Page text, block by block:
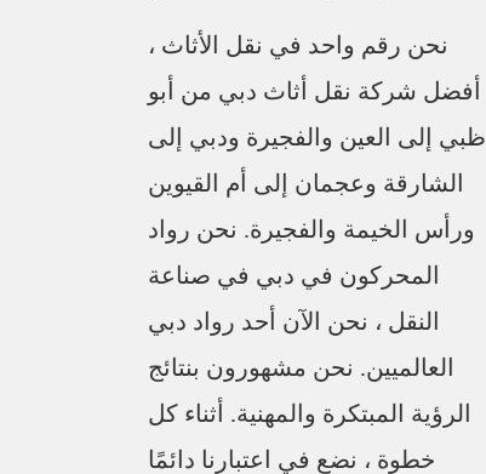
نحن رقم واحد في نقل الأثاث ،
أفضل شركة نقل أثاث دبي من أبو
ظبي إلى العين والفجيرة ودبي إلى
الشارقة وعجمان إلى أم القيوين
ورأس الخيمة والفجيرة. نحن رواد
المحركون في دبي في صناعة
النقل ، نحن الآن أحد رواد دبي
العالميين. نحن مشهورون بنتائج
الرؤية المبتكرة والمهنية. أثناء كل
خطوة ، نضع في اعتبارنا دائمًا